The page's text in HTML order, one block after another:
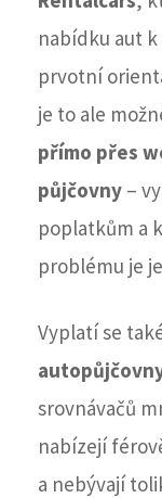
nabídku aut
prvotní
je to ale
přímo přes
půjčovny –
poplatkům a
problému je
Vyplatí se
srovnávačů
nabízejí
a nebývají